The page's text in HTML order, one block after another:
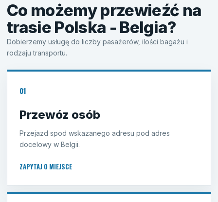
Co możemy przewieźć na
trasie Polska - Belgia?
Dobierzemy usługę do liczby pasażerów, ilości bagażu i
rodzaju transportu.
01
Przewóz osób
Przejazd spod wskazanego adresu pod adres
docelowy w Belgii.
ZAPYTAJ O MIEJSCE